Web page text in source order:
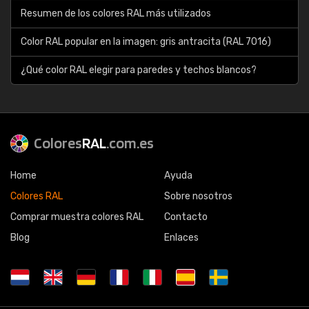
Resumen de los colores RAL más utilizados
Color RAL popular en la imagen: gris antracita (RAL 7016)
¿Qué color RAL elegir para paredes y techos blancos?
ColoresRAL.com.es
Home
Colores RAL
Comprar muestra colores RAL
Blog
Ayuda
Sobre nosotros
Contacto
Enlaces